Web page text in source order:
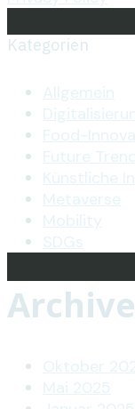
Kategorien
Archive